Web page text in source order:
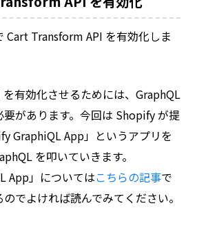
Cart Transform API を有効化しま
有効化させるためには、GraphQL
があります。今回は Shopify が提
GraphiQL App」というアプリを
を叩いていきます。
App」についてはこちらの記事で
でよければ読んでみてください。